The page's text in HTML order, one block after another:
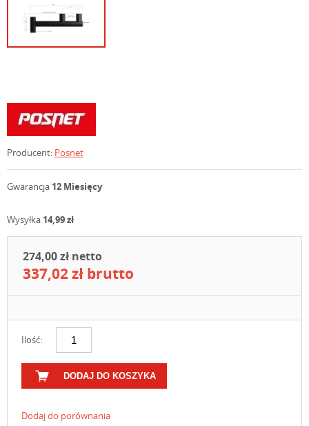
Producent: Posnet
Gwarancja 12 Miesięcy
Wysyłka 14,99 zł
274,00 zł netto
337,02 zł brutto
Ilość:
DODAJ DO KOSZYKA
Dodaj do porównania